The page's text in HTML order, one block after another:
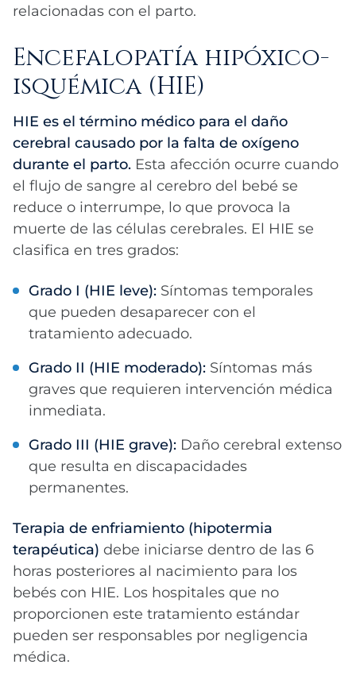
relacionadas con el parto.
Encefalopatía hipóxico-
isquémica (HIE)
HIE es el término médico para el daño
cerebral causado por la falta de oxígeno
durante el parto. Esta afección ocurre cuando
el flujo de sangre al cerebro del bebé se
reduce o interrumpe, lo que provoca la
muerte de las células cerebrales. El HIE se
clasifica en tres grados:
Grado I (HIE leve): Síntomas temporales
que pueden desaparecer con el
tratamiento adecuado.
Grado II (HIE moderado): Síntomas más
graves que requieren intervención médica
inmediata.
Grado III (HIE grave): Daño cerebral extenso
que resulta en discapacidades
permanentes.
Terapia de enfriamiento (hipotermia
terapéutica) debe iniciarse dentro de las 6
horas posteriores al nacimiento para los
bebés con HIE. Los hospitales que no
proporcionen este tratamiento estándar
pueden ser responsables por negligencia
médica.